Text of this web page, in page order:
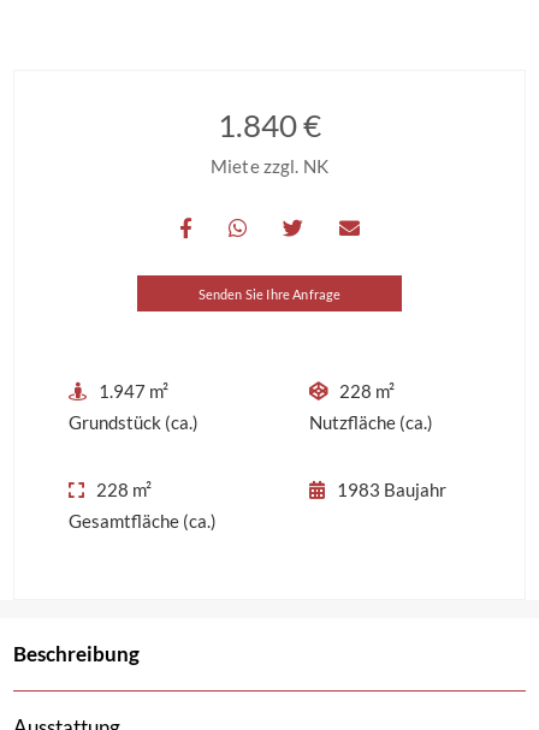
1.840 €
Miete zzgl. NK
Senden Sie Ihre Anfrage
1.947 m²
Grundstück (ca.)
228 m²
Nutzfläche (ca.)
228 m²
Gesamtfläche (ca.)
1983 Baujahr
Beschreibung